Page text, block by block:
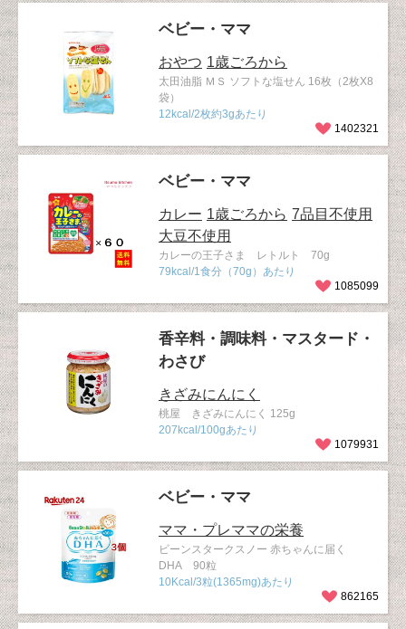
ベビー・ママ
おやつ 1歳ごろから
太田油脂 ＭＳ ソフトな塩せん 16枚（2枚X8
袋）
12kcal/2枚約3gあたり
1402321
ベビー・ママ
カレー 1歳ごろから 7品目不使用
大豆不使用
カレーの王子さま レトルト 70g
79kcal/1食分（70g）あたり
1085099
香辛料・調味料・マスタード・
わさび
きざみにんにく
桃屋 きざみにんにく 125g
207kcal/100gあたり
1079931
ベビー・ママ
ママ・プレママの栄養
ビーンスタークスノー 赤ちゃんに届く
DHA 90粒
10Kcal/3粒(1365mg)あたり
862165